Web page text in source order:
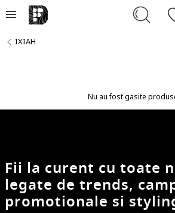
IXIAH
Nu au fost gasite
Fii la curent cu toate
legate de trends,
promotionale si